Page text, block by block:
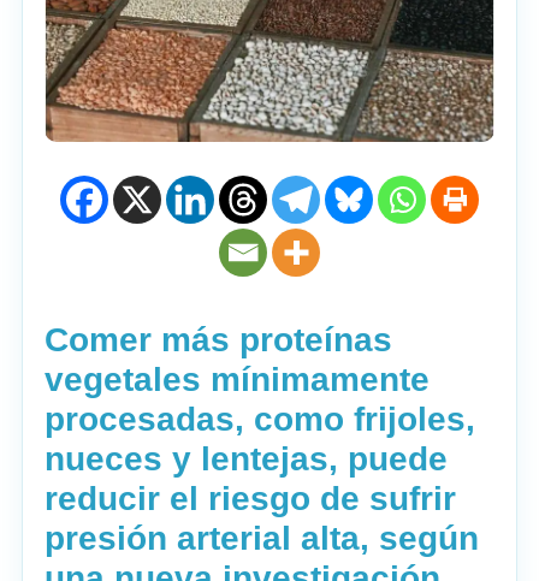
Comer más proteínas
vegetales mínimamente
procesadas, como frijoles,
nueces y lentejas, puede
reducir el riesgo de sufrir
presión arterial alta, según